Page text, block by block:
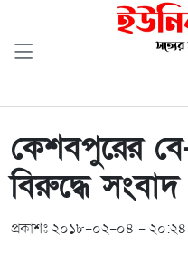
কেশবপুরের
বিরুদ্ধে
প্রকাশঃ ২০১৮-০২-০৪ - ২০:২৪